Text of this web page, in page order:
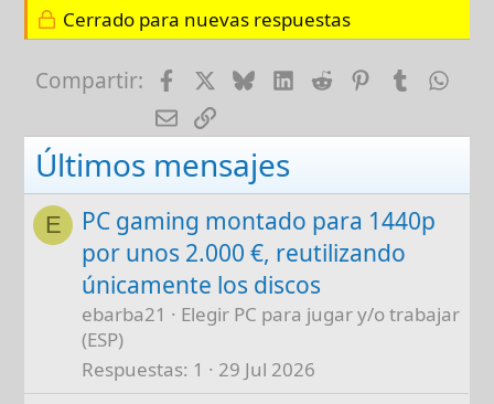
Cerrado para nuevas respuestas
Compartir: FacebookBlueskyLinkedIn
RedditPinterest
Tumblr
E-mailEnlace
Últimos mensajes
E
PC gaming montado para 1440p
por unos 2.000 €, reutilizando
únicamente los discos
ebarba21
Elegir PC para jugar y/o trabajar
(ESP)
Respuestas 1 29 Jul 2026